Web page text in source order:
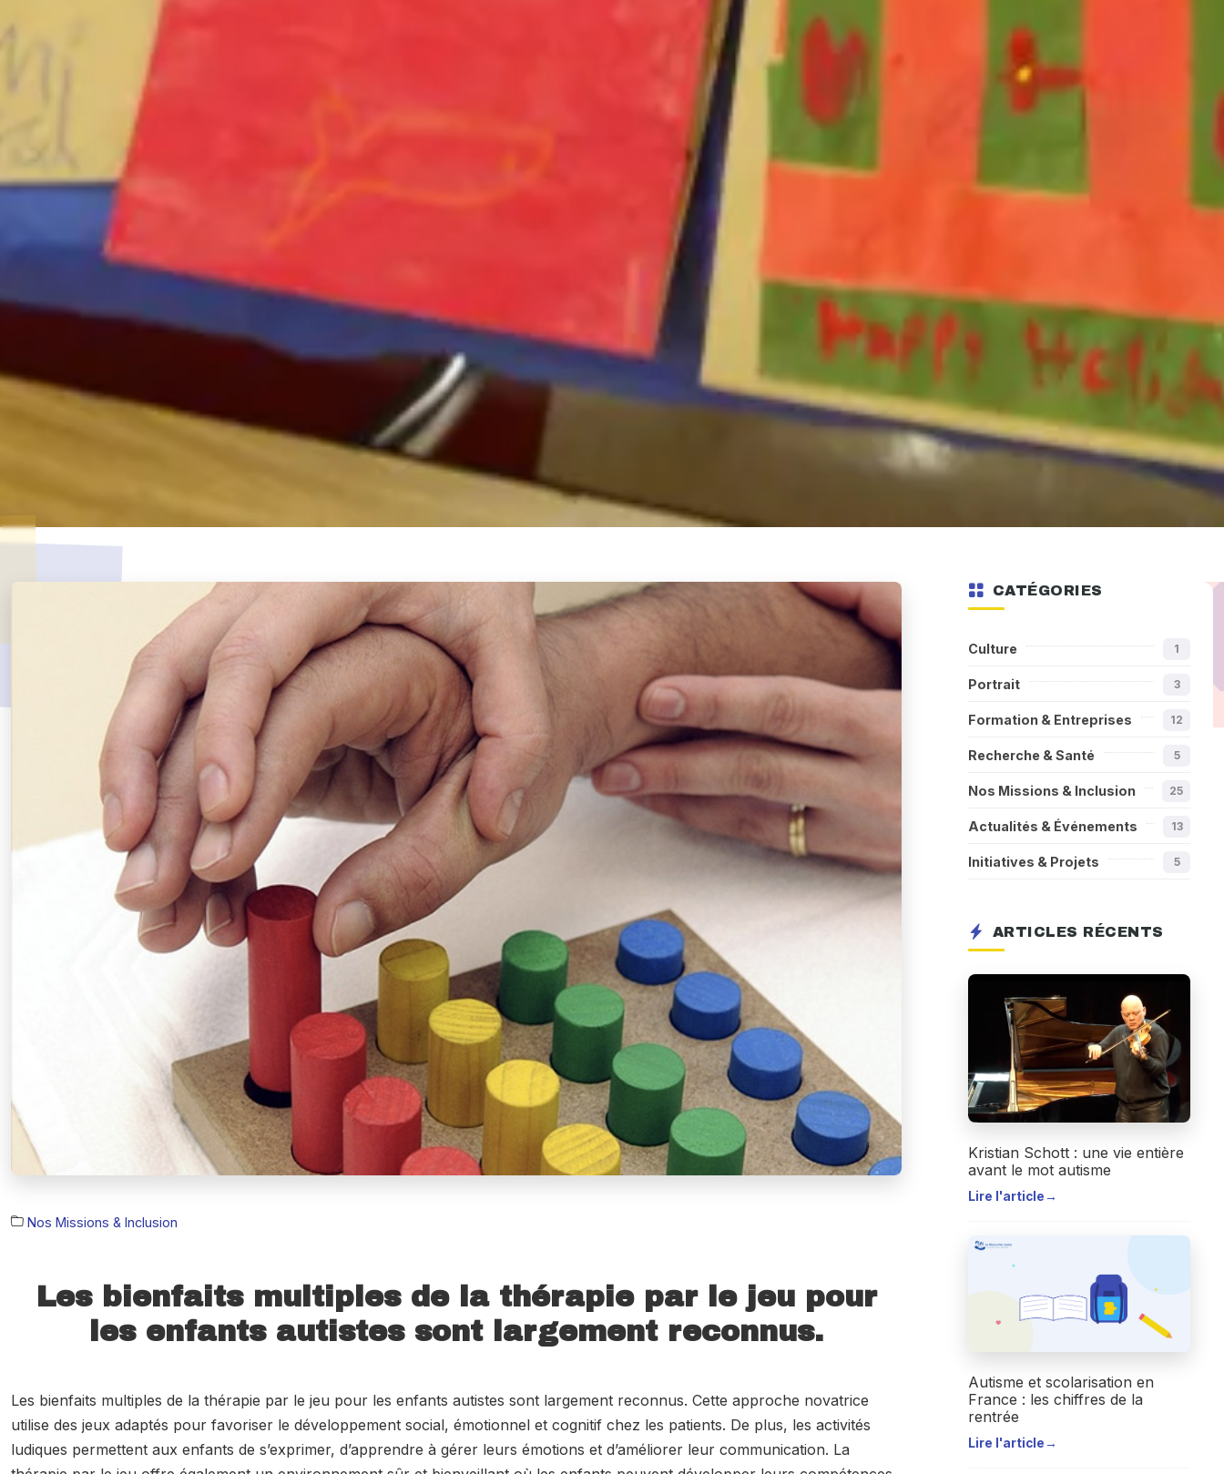
Nos Missions & Inclusion
Les bienfaits multiples de la thérapie par le jeu pour
les enfants autistes sont largement reconnus.
Les bienfaits multiples de la thérapie par le jeu pour les enfants autistes sont largement reconnus. Cette approche novatrice
utilise des jeux adaptés pour favoriser le développement social, émotionnel et cognitif chez les patients. De plus, les activités
ludiques permettent aux enfants de s’exprimer, d’apprendre à gérer leurs émotions et d’améliorer leur communication. La
CATÉGORIES
Culture 1
Portrait 3
Formation & Entreprises 12
Recherche & Santé 5
Nos Missions & Inclusion 25
Actualités & Événements 13
Initiatives & Projets 5
ARTICLES RÉCENTS
Kristian Schott : une vie entière
avant le mot autisme
Lire l'article→
Autisme et scolarisation en
France : les chiffres de la
rentrée
Lire l'article→